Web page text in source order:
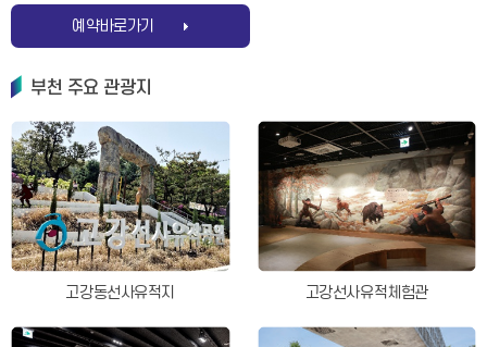
예약바로가기
부천 주요 관광지
고강동선사유적지 고강선사유적체험관